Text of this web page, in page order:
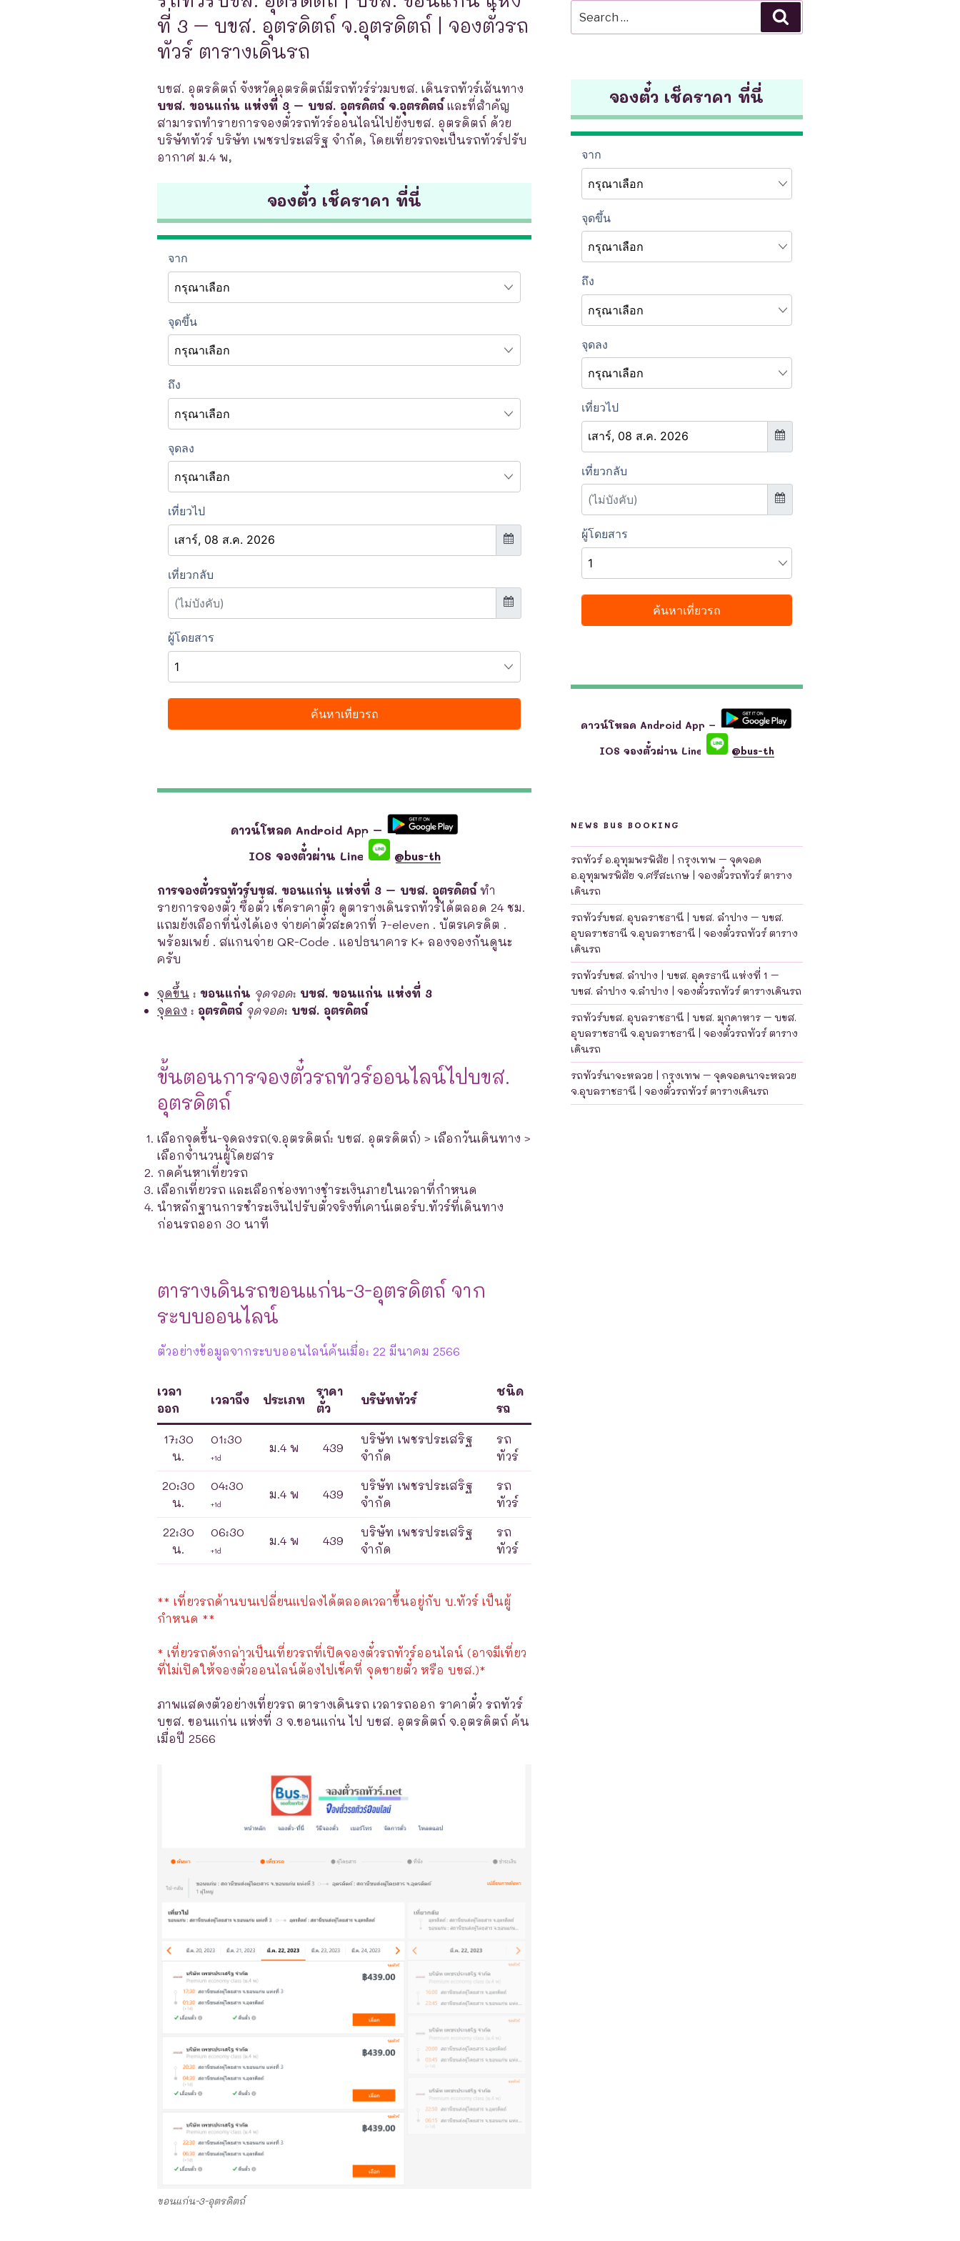
ที่ 3 – บขส. อุตรดิตถ์ จ.อุตรดิตถ์ | จองตั๋วรถ
ทัวร์ ตารางเดินรถ
บขส. อุตรดิตถ์ จังหวัดอุตรดิตถ์มีรถทัวร์ร่วมบขส. เดินรถทัวร์เส้นทาง
บขส. ขอนแก่น แห่งที่ 3 – บขส. อุตรดิตถ์ จ.อุตรดิตถ์ และที่สำคัญ
สามารถทำรายการจองตั๋วรถทัวร์ออนไลน์ไปยังบขส. อุตรดิตถ์ ด้วย
บริษัททัวร์ บริษัท เพชรประเสริฐ จำกัด, โดยเที่ยวรถจะเป็นรถทัวร์ปรับ
อากาศ ม.4 พ,
จองตั๋ว เช็คราคา ที่นี่
ดาวน์โหลด Android App –
IOS จองตั๋วผ่าน Line
@bus-th
การจองตั๋วรถทัวร์บขส. ขอนแก่น แห่งที่ 3 – บขส. อุตรดิตถ์ ทำ
รายการจองตั๋ว ซื้อตั๋ว เช็คราคาตั๋ว ดูตารางเดินรถทัวร์ได้ตลอด 24 ชม.
แถมยังเลือกที่นั่งได้เอง จ่ายค่าตั๋วสะดวกที่ 7-eleven . บัตรเครดิต .
พร้อมเพย์ . สแกนจ่าย QR-Code . แอปธนาคาร K+ ลองจองกันดูนะ
ครับ
จุดขึ้น : ขอนแก่น จุดจอด: บขส. ขอนแก่น แห่งที่ 3
จุดลง : อุตรดิตถ์ จุดจอด: บขส. อุตรดิตถ์
ขั้นตอนการจองตั๋วรถทัวร์ออนไลน์ไปบขส.
อุตรดิตถ์
เลือกจุดขึ้น-จุดลงรถ(จ.อุตรดิตถ์: บขส. อุตรดิตถ์) > เลือกวันเดินทาง >
เลือกจำนวนผู้โดยสาร
กดค้นหาเที่ยวรถ
เลือกเที่ยวรถ และเลือกช่องทางชำระเงินภายในเวลาที่กำหนด
นำหลักฐานการชำระเงินไปรับตั๋วจริงที่เคาน์เตอร์บ.ทัวร์ที่เดินทาง
ก่อนรถออก 30 นาที
ตารางเดินรถขอนแก่น-3-อุตรดิตถ์ จาก
ระบบออนไลน์
ตัวอย่างข้อมูลจากระบบออนไลน์ค้นเมื่อ: 22 มีนาคม 2566
เวลา
ออก
เวลาถึง ประเภท
ราคา
ตั๋ว
บริษัททัวร์
ชนิด
รถ
17:30
น.
01:30
+1d
ม.4 พ 439
บริษัท เพชรประเสริฐ
จำกัด
รถ
ทัวร์
20:30
น.
04:30
+1d
ม.4 พ 439
บริษัท เพชรประเสริฐ
จำกัด
รถ
ทัวร์
22:30
น.
06:30
+1d
ม.4 พ 439
บริษัท เพชรประเสริฐ
จำกัด
รถ
ทัวร์
** เที่ยวรถด้านบนเปลี่ยนแปลงได้ตลอดเวลาขึ้นอยู่กับ บ.ทัวร์ เป็นผู้
กำหนด **
* เที่ยวรถดังกล่าวเป็นเที่ยวรถที่เปิดจองตั๋วรถทัวร์ออนไลน์ (อาจมีเที่ยว
ที่ไม่เปิดให้จองตั๋วออนไลน์ต้องไปเช็คที่ จุดขายตั๋ว หรือ บขส.)*
ภาพแสดงตัวอย่างเที่ยวรถ ตารางเดินรถ เวลารถออก ราคาตั๋ว รถทัวร์
บขส. ขอนแก่น แห่งที่ 3 จ.ขอนแก่น ไป บขส. อุตรดิตถ์ จ.อุตรดิตถ์ ค้น
เมื่อปี 2566
ขอนแก่น-3-อุตรดิตถ์
for:
จองตั๋ว เช็คราคา ที่นี่
ดาวน์โหลด Android App –
IOS จองตั๋วผ่าน Line
@bus-th
NEWS BUS BOOKING
รถทัวร์ อ.อุทุมพรพิสัย | กรุงเทพ – จุดจอด
อ.อุทุมพรพิสัย จ.ศรีสะเกษ | จองตั๋วรถทัวร์ ตาราง
เดินรถ
รถทัวร์บขส. อุบลราชธานี | บขส. ลำปาง – บขส.
อุบลราชธานี จ.อุบลราชธานี | จองตั๋วรถทัวร์ ตาราง
เดินรถ
รถทัวร์บขส. ลำปาง | บขส. อุดรธานี แห่งที่ 1 –
บขส. ลำปาง จ.ลำปาง | จองตั๋วรถทัวร์ ตารางเดินรถ
รถทัวร์บขส. อุบลราชธานี | บขส. มุกดาหาร – บขส.
อุบลราชธานี จ.อุบลราชธานี | จองตั๋วรถทัวร์ ตาราง
เดินรถ
รถทัวร์นาจะหลวย | กรุงเทพ – จุดจอดนาจะหลวย
จ.อุบลราชธานี | จองตั๋วรถทัวร์ ตารางเดินรถ